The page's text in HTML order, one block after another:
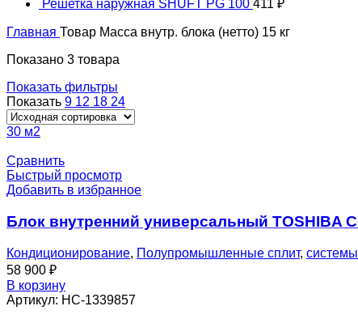
Решетка наружная SHUFT PG 100 411 ₽
Главная Товар Масса внутр. блока (нетто) 15 кг
Показано 3 товара
Показать фильтры
Показать 9 12 18 24
30 м2
Сравнить
Быстрый просмотр
Добавить в избранное
Блок внутренний универсальный TOSHIBA
Кондиционирование, Полупромышленные сплит, системы
58 900 ₽
В корзину
Артикул: НС-1339857